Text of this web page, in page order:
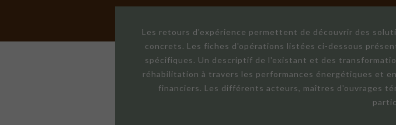
Les retours d'expérience permettent de découvrir des
concrets. Les fiches d'opérations listées ci-dessous
spécifiques. Un descriptif de l'existant et des
réhabilitation à travers les performances énergétiques et
financiers. Les différents acteurs, maîtres d'ouvrages